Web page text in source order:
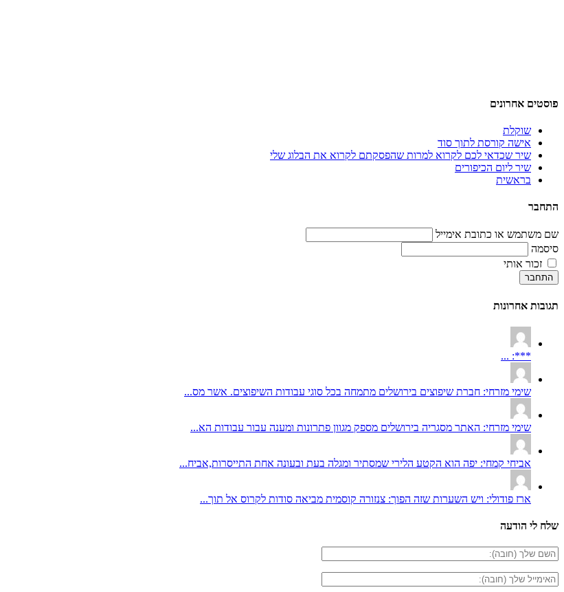
פוסטים אחרונים
שוקלת
אישה קורסת לתוך סוד
שיר שכדאי לכם לקרוא למרות שהפסקתם לקרוא את הבלוג שלי
שיר ליום הכיפורים
בראשית
התחבר
שם משתמש או כתובת אימייל
סיסמה
זכור אותי
התחבר
תגובות אחרונות
***: ...
שימי מזרחי: חברת שיפוצים בירושלים מתמחה בכל סוגי עבודות השיפוצים. אשר מס...
שימי מזרחי: האתר מסגריה בירושלים מספק מגוון פתרונות ומענה עבור עבודות הא...
אביחי קמחי: יפה הוא הקטע הלירי שמסתיר ומגלה בעת ובעונה אחת התייסרות,אביח...
ארז פודולי: ויש השערות שזה הפוך: צנזורה קוסמית מביאה סודות לקרוס אל תוך...
שלח לי הודעה